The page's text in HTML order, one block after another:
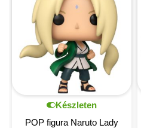
Készleten
POP figura Naruto Lady